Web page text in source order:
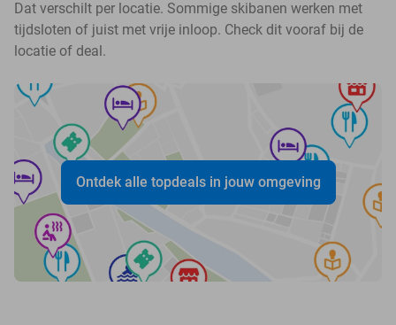
Dat verschilt per locatie. Sommige skibanen werken met
tijdsloten of juist met vrije inloop. Check dit vooraf bij de
locatie of deal.
Ontdek alle topdeals in jouw omgeving